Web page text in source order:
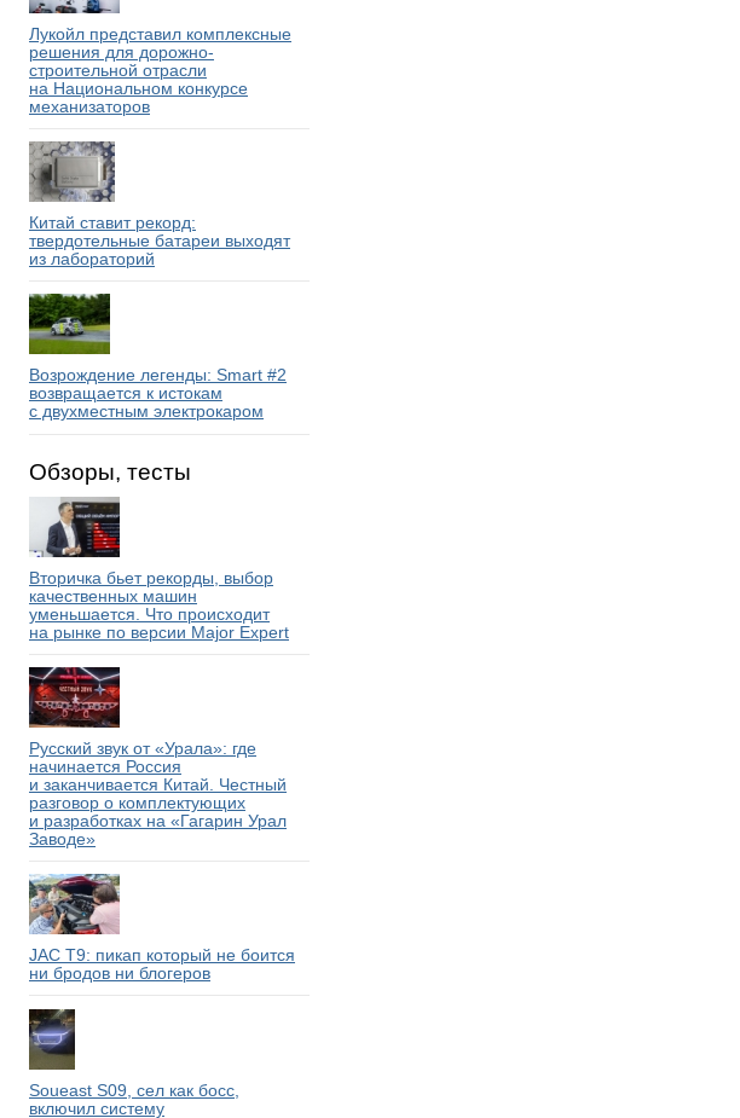
Лукойл представил комплексные
решения для дорожно-
строительной отрасли
на Национальном конкурсе
механизаторов
Китай ставит рекорд:
твердотельные батареи выходят
из лабораторий
Возрождение легенды: Smart #2
возвращается к истокам
с двухместным электрокаром
Обзоры, тесты
Вторичка бьет рекорды, выбор
качественных машин
уменьшается. Что происходит
на рынке по версии Major Expert
Русский звук от «Урала»: где
начинается Россия
и заканчивается Китай. Честный
разговор о комплектующих
и разработках на «Гагарин Урал
Заводе»
JAC T9: пикап который не боится
ни бродов ни блогеров
Soueast S09, сел как босс,
включил систему